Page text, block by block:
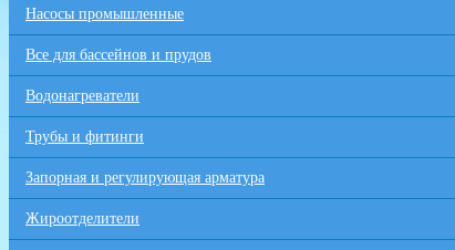
Насосы промышленные
Все для бaссейнов и прудов
Водонагреватели
Трубы и фитинги
Запорная и регулирующая арматура
Жироотделители